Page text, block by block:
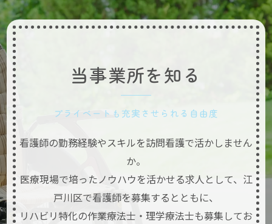
プライベートも充実させられる自由度
当事業所を知る
看護師の勤務経験やスキルを訪問看護で活かしません
か。
医療現場で培ったノウハウを活かせる求人として、江
戸川区で看護師を募集するとともに、
リハビリ特化の作業療法士・理学療法士も募集してお